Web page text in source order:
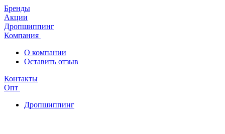
Бренды
Акции
Дропшиппинг
Компания
О компании
Оставить отзыв
Контакты
Опт
Дропшиппинг